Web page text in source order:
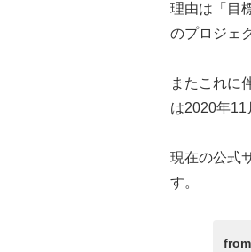
理由は「目
のプロジェ
またこれに
は2020年11
現在の公式
す。